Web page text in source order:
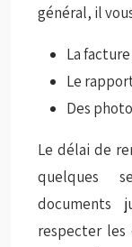
général, il
La
Le
Des
Le délai de
quelques
documents
respecter